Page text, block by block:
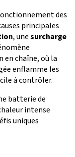
des
principales
, unesurcharge
en chaîne, où la
enflamme les
à contrôler.
batterie de
intense
uniques